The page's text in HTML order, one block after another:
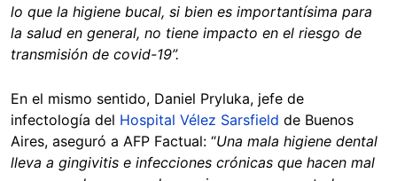
lo que la higiene bucal, si bien es importantísima para
la salud en general, no tiene impacto en el riesgo de
transmisión de covid-19”.
En el mismo sentido, Daniel Pryluka, jefe de
infectología del Hospital Vélez Sarsfield de Buenos
Aires, aseguró a AFP Factual: “Una mala higiene dental
lleva a gingivitis e infecciones crónicas que hacen mal